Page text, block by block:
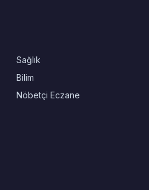
Sağlık
Bilim
Nöbetçi Eczane